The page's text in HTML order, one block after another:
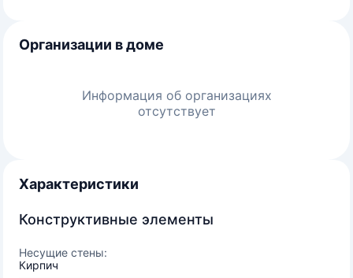
Организации в доме
Информация об организациях
отсутствует
Характеристики
Конструктивные элементы
Несущие стены:
Кирпич